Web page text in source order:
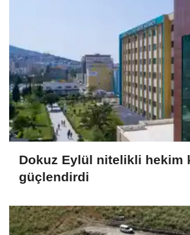
Dokuz Eylül nitelikli hekim
güçlendirdi